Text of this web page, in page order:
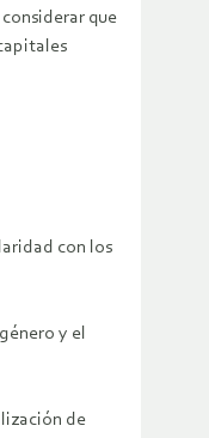
que
con los
y el
de